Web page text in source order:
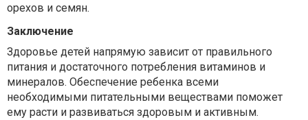
орехов и семян.
Заключение
Здоровье детей напрямую зависит от правильного
питания и достаточного потребления витаминов и
минералов. Обеспечение ребенка всеми
необходимыми питательными веществами поможет
ему расти и развиваться здоровым и активным.